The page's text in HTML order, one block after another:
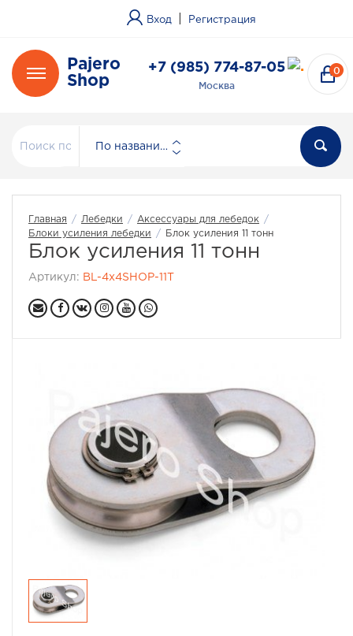
Вход Регистрация
Pajero
Shop
+7 (985) 774-87-05
Москва
0
По названию
Главная / Лебедки / Аксессуары для лебедок
/
Блоки усиления лебедки
/ Блок усиления 11 тонн
Блок усиления 11 тонн
Артикул: BL-4x4SHOP-11T